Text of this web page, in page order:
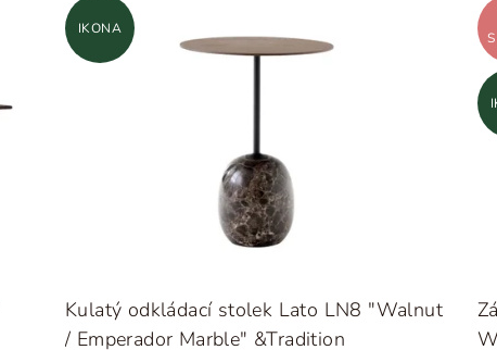
IKONA
Kulatý odkládací stolek Lato LN8 "Walnut
/ Emperador Marble" &Tradition